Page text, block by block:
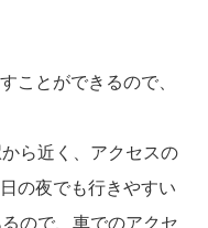
ことができるので、
ら近く、アクセスの
の夜でも行きやすい
ので、車でのアクセ